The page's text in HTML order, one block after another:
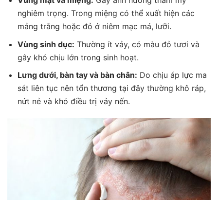
nghiêm trọng. Trong miệng có thể xuất hiện các
mảng trắng hoặc đỏ ở niêm mạc má, lưỡi.
Vùng sinh dục: Thường ít vảy, có màu đỏ tươi và
gây khó chịu lớn trong sinh hoạt.
Lưng dưới, bàn tay và bàn chân: Do chịu áp lực ma
sát liên tục nên tổn thương tại đây thường khô ráp,
nứt nẻ và khó điều trị vảy nến.